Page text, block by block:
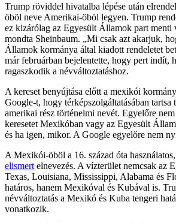
Trump röviddel hivatalba lépése után
öböl neve Amerikai-öböl legyen. Trump
ez kizárólag az Egyesült Államok part
mondta Sheinbaum. „Mi csak azt akarjuk,
Államok kormánya által kiadott rendeletet
már februárban bejelentette, hogy pert indít,
ragaszkodik a névváltoztatáshoz.
A kereset benyújtása előtt a mexikói
Google-t, hogy térképszolgáltatásában tartsa
amerikai rész történelmi nevét. Egyelőre
keresetet Mexikóban vagy az Egyesült
és ha igen, mikor. A Google egyelőre nem
A Mexikói-öböl a 16. század óta használatos,
elismert elnevezés. A vízterület nemcsak az
Texas, Louisiana, Mississippi, Alabama és
határos, hanem Mexikóval és Kubával is.
névváltoztatás a Mexikó és Kuba tengeri
vonatkozik.